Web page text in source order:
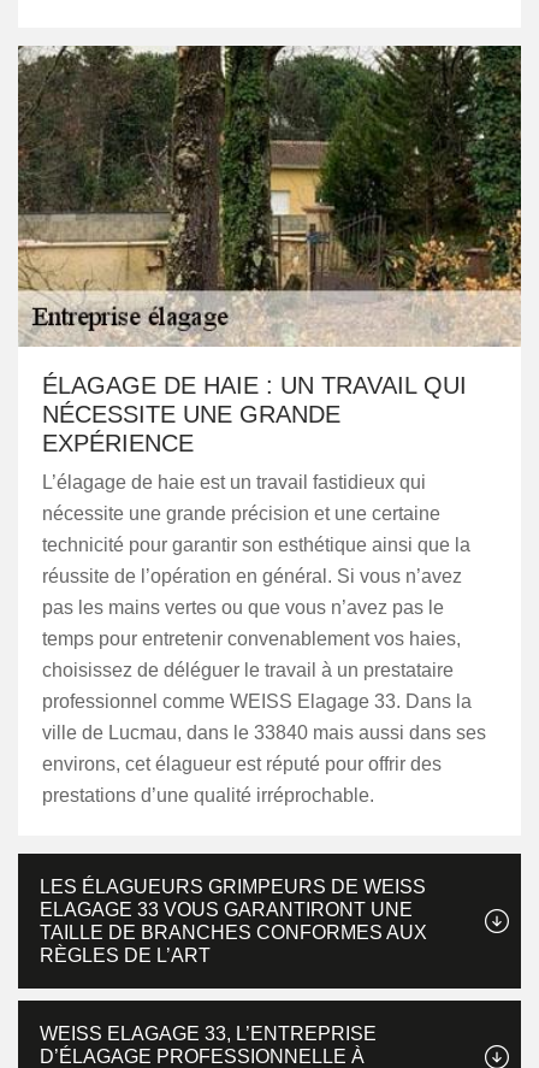
ÉLAGAGE DE HAIE : UN TRAVAIL QUI
NÉCESSITE UNE GRANDE
EXPÉRIENCE
L’élagage de haie est un travail fastidieux qui
nécessite une grande précision et une certaine
technicité pour garantir son esthétique ainsi que la
réussite de l’opération en général. Si vous n’avez
pas les mains vertes ou que vous n’avez pas le
temps pour entretenir convenablement vos haies,
choisissez de déléguer le travail à un prestataire
professionnel comme WEISS Elagage 33. Dans la
ville de Lucmau, dans le 33840 mais aussi dans ses
environs, cet élagueur est réputé pour offrir des
prestations d’une qualité irréprochable.
LES ÉLAGUEURS GRIMPEURS DE WEISS
ELAGAGE 33 VOUS GARANTIRONT UNE
TAILLE DE BRANCHES CONFORMES AUX
RÈGLES DE L’ART
WEISS ELAGAGE 33, L’ENTREPRISE
D’ÉLAGAGE PROFESSIONNELLE À